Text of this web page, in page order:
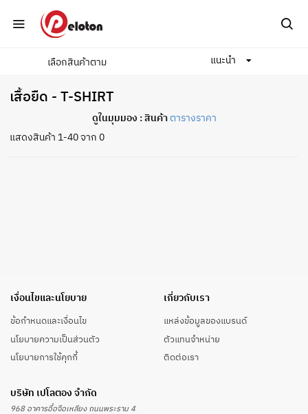
เครื่องแต่งกาย ทั่วไป
เสื้อยืด - T-SHIRT
เลือกสินค้าตาม
ดูในมุมมอง :สินค้า ตารางราคา
แสดงสินค้า 1-40 จาก 0
แนะนำ
เงื่อนไขและนโยบาย
ข้อกำหนดและเงื่อนไข
นโยบายความเป็นส่วนตัว
นโยบายการใช้คุกกี้
เกี่ยวกับเรา
แหล่งข้อมูลของแบรนด์
ตัวแทนจำหน่าย
ติดต่อเรา
บริษัท เปโลตอง จำกัด
968 อาคารอื้อจือเหลียง ถนนพระราม 4